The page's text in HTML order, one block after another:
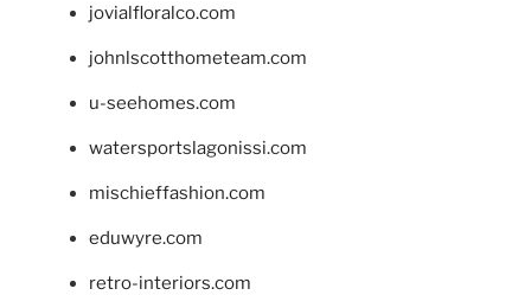
jovialfloralco.com
johnlscotthometeam.com
u-seehomes.com
watersportslagonissi.com
mischieffashion.com
eduwyre.com
retro-interiors.com